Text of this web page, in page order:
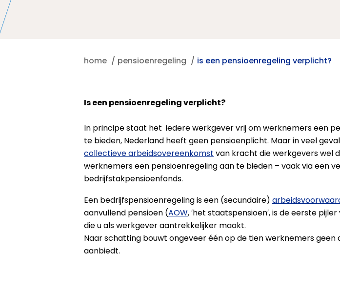
home pensioenregeling is een pensioenregeling verplicht?
Is een pensioenregeling verplicht?
In principe staat het iedere werkgever vrij om werknemers een
te bieden, Nederland heeft geen pensioenplicht. Maar in veel
collectieve arbeidsovereenkomst van kracht die werkgevers wel
werknemers een pensioenregeling aan te bieden – vaak via een
bedrijfstakpensioenfonds.
Een bedrijfspensioenregeling is een (secundaire)
aanvullend pensioen (AOW, ′het staatspensioen′, is de eerste
die u als werkgever aantrekkelijker maakt.
Naar schatting bouwt ongeveer één op de tien werknemers
aanbiedt.